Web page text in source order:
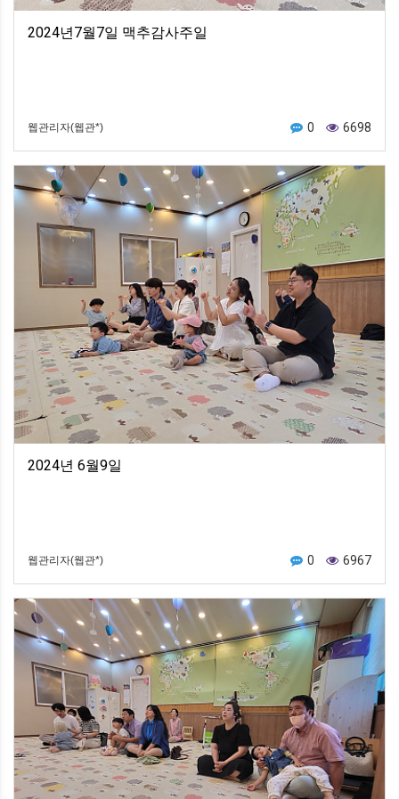
2024년7월7일 맥추감사주일
웹관리자(웹관*) 0 6698
2024년 6월9일
웹관리자(웹관*) 0 6967